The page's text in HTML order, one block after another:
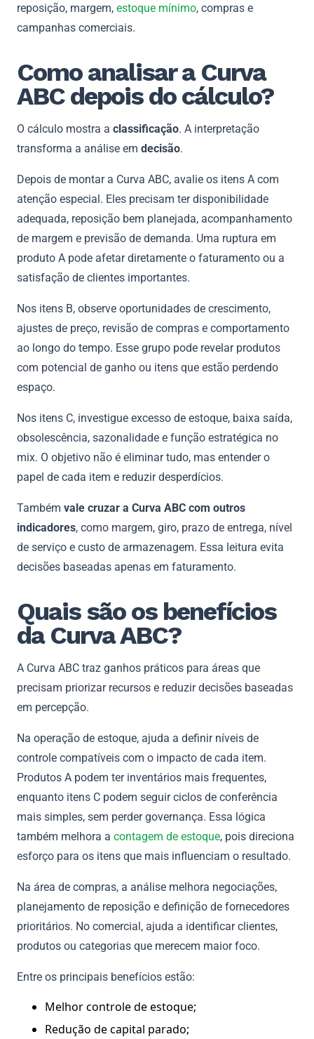
reposição, margem, estoque mínimo, compras e
campanhas comerciais.
Como analisar a Curva
ABC depois do cálculo?
O cálculo mostra a classificação. A interpretação
transforma a análise em decisão.
Depois de montar a Curva ABC, avalie os itens A com
atenção especial. Eles precisam ter disponibilidade
adequada, reposição bem planejada, acompanhamento
de margem e previsão de demanda. Uma ruptura em
produto A pode afetar diretamente o faturamento ou a
satisfação de clientes importantes.
Nos itens B, observe oportunidades de crescimento,
ajustes de preço, revisão de compras e comportamento
ao longo do tempo. Esse grupo pode revelar produtos
com potencial de ganho ou itens que estão perdendo
espaço.
Nos itens C, investigue excesso de estoque, baixa saída,
obsolescência, sazonalidade e função estratégica no
mix. O objetivo não é eliminar tudo, mas entender o
papel de cada item e reduzir desperdícios.
Também vale cruzar a Curva ABC com outros
indicadores, como margem, giro, prazo de entrega, nível
de serviço e custo de armazenagem. Essa leitura evita
decisões baseadas apenas em faturamento.
Quais são os benefícios
da Curva ABC?
A Curva ABC traz ganhos práticos para áreas que
precisam priorizar recursos e reduzir decisões baseadas
em percepção.
Na operação de estoque, ajuda a definir níveis de
controle compatíveis com o impacto de cada item.
Produtos A podem ter inventários mais frequentes,
enquanto itens C podem seguir ciclos de conferência
mais simples, sem perder governança. Essa lógica
também melhora a contagem de estoque, pois direciona
esforço para os itens que mais influenciam o resultado.
Na área de compras, a análise melhora negociações,
planejamento de reposição e definição de fornecedores
prioritários. No comercial, ajuda a identificar clientes,
produtos ou categorias que merecem maior foco.
Entre os principais benefícios estão:
Melhor controle de estoque;
Redução de capital parado;